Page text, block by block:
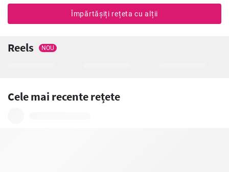
Împărtășiți rețeta cu alții
Reels NOU
Cele mai recente rețete